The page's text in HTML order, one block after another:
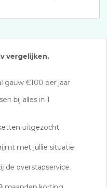
vergelijken.
gauw €100 per jaar
bij alles in 1
uitgezocht.
met jullie situatie.
de overstapservice.